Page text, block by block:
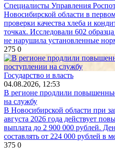
Специалисты Управления
Новосибирской области в
проверки качества хлеба и
точках. Исследовали 602
не нарушила установленные
275 0
Государство и власть
04.08.2026, 12:53
В регионе продлили
на службу
В Новосибирской области при
августа 2026 года действует
выплата до 2 900 000 рублей.
составлять от 224 000 рублей в
375 0